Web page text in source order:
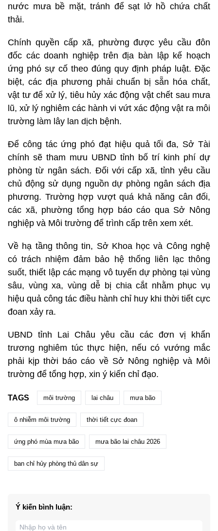
nước mưa bề mặt, tránh để sạt lở hồ chứa chất
thải.
Chính quyền cấp xã, phường được yêu cầu đôn
đốc các doanh nghiệp trên địa bàn lập kế hoạch
ứng phó sự cố theo đúng quy định pháp luật. Đặc
biệt, các địa phương phải chuẩn bị sẵn hóa chất,
vật tư để xử lý, tiêu hủy xác động vật chết sau mưa
lũ, xử lý nghiêm các hành vi vứt xác động vật ra môi
trường làm lây lan dịch bệnh.
Để công tác ứng phó đạt hiệu quả tối đa, Sở Tài
chính sẽ tham mưu UBND tỉnh bố trí kinh phí dự
phòng từ ngân sách. Đối với cấp xã, tỉnh yêu cầu
chủ động sử dụng nguồn dự phòng ngân sách địa
phương. Trường hợp vượt quá khả năng cân đối,
các xã, phường tổng hợp báo cáo qua Sở Nông
nghiệp và Môi trường để trình cấp trên xem xét.
Về hạ tầng thông tin, Sở Khoa học và Công nghệ
có trách nhiệm đảm bảo hệ thống liên lạc thông
suốt, thiết lập các mạng vô tuyến dự phòng tại vùng
sâu, vùng xa, vùng dễ bị chia cắt nhằm phục vụ
hiệu quả công tác điều hành chỉ huy khi thời tiết cực
đoan xảy ra.
UBND tỉnh Lai Châu yêu cầu các đơn vị khẩn
trương nghiêm túc thực hiện, nếu có vướng mắc
phải kịp thời báo cáo về Sở Nông nghiệp và Môi
trường để tổng hợp, xin ý kiến chỉ đạo.
TAGS môi trường lai châu mưa bão
ô nhiễm môi trường thời tiết cực đoan
ứng phó mùa mưa bão mưa bão lai châu 2026
ban chỉ hủy phòng thủ dân sự
Ý kiến bình luận: